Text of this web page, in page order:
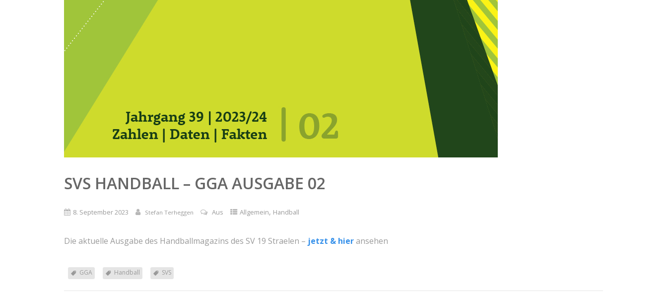
SVS HANDBALL – GGA AUSGABE 02
8. September 2023 Stefan Terheggen Aus Allgemein, Handball
Die aktuelle Ausgabe des Handballmagazins des SV 19 Straelen – jetzt & hieransehen
GGA Handball SVS